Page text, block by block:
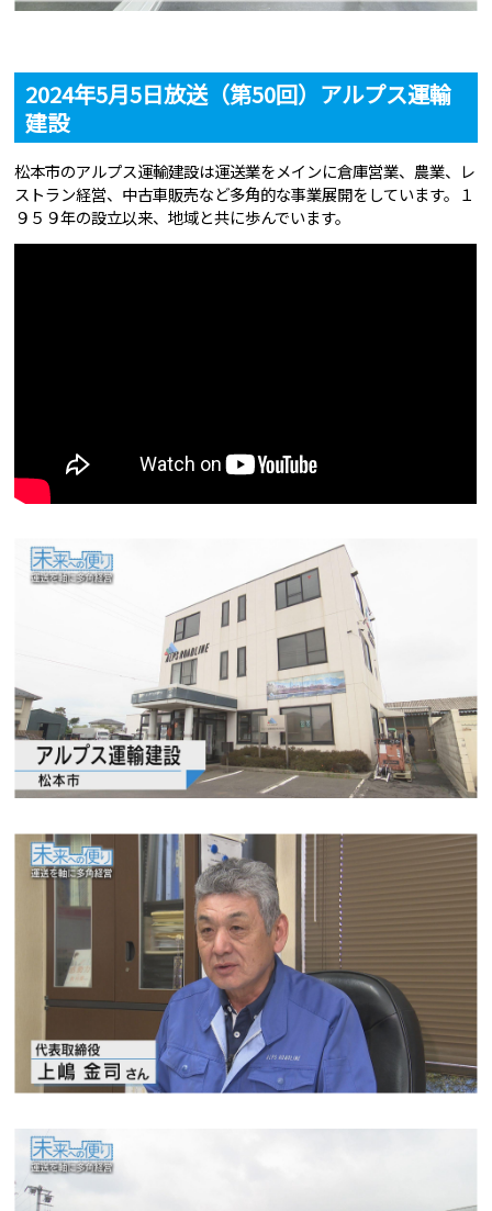
2024年5月5日放送（第50回）アルプス運輸
建設
松本市のアルプス運輸建設は運送業をメインに倉庫営業、農業、レ
ストラン経営、中古車販売など多角的な事業展開をしています。１
９５９年の設立以来、地域と共に歩んでいます。